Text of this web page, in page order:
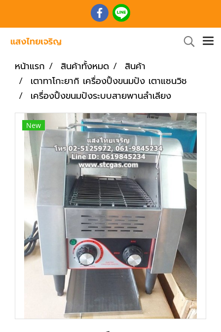
หน้าแรก สินค้าทั้งหมด
สินค้า
เตาทาโกะยากิ เครื่องปิ้งขนมปัง เตาแซนวิช
เครื่องปิ้งขนมปังระบบสายพานลำเลียง
New